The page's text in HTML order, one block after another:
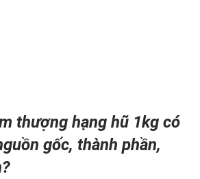
thượng hạng hũ 1kg có
gốc, thành phần,